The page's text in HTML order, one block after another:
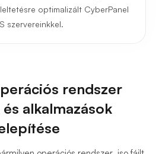
optimalizált CyberPanel
szervereinkkel.
rendszer
alkalmazások